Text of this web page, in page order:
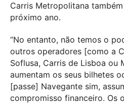
Carris Metropolitana
próximo ano.
“No entanto, não temos o
outros operadores [como a
Soflusa, Carris de Lisboa ou
aumentam os seus bilhetes
[passe] Navegante sim,
compromisso financeiro. Os